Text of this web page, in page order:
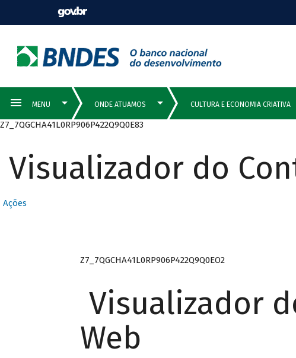
Z7_7QGCHA41L0RP906P422Q9Q0E83
Visualizador do
Ações
Z7_7QGCHA41L0RP906P422Q9Q0EO2
Visualizador
Web